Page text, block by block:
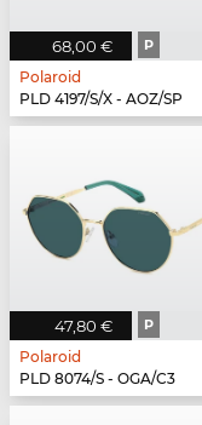
68,00 € P
Polaroid
PLD 4197/S/X - AOZ/SP
47,80 € P
Polaroid
PLD 8074/S - OGA/C3